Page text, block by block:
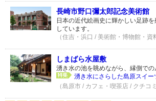
長崎市野口彌太郎記念美術館
日本の近代絵画史に輝かしい足跡
しています。
（住吉・浜口 / 美術館・博物館・
しまばら水屋敷
湧き水の池を眺めながら、縁側で
湧き水にさらした島原スイー
（島原市 / カフェ・喫茶店 / クチコ